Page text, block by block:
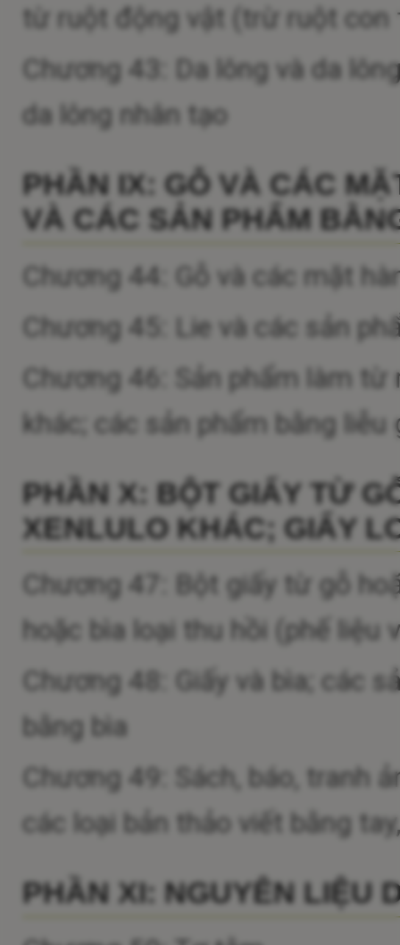
từ ruột động vật (trừ ruột con
Chương 43: Da lông và da
da lông nhân tạo
PHẦN IX: GỖ VÀ CÁC
VÀ CÁC SẢN PHẨM
Chương 44: Gỗ và các mặt
Chương 45: Lie và các sản
Chương 46: Sản phẩm làm
khác; các sản phẩm bằng liễu
PHẦN X: BỘT GIẤY TỪ
XENLULO KHÁC; GIẤY
Chương 47: Bột giấy từ gỗ
hoặc bìa loại thu hồi (phế liệu
Chương 48: Giấy và bìa; các
bằng bìa
Chương 49: Sách, báo, tranh
các loại bản thảo viết bằng
PHẦN XI: NGUYÊN LIỆU